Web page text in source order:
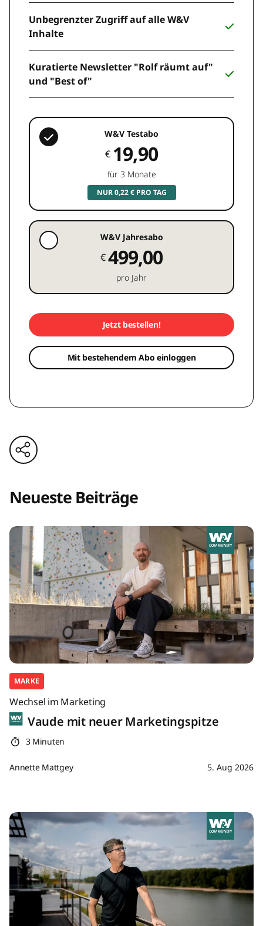
Unbegrenzter Zugriff auf alle W&V
Inhalte
Kuratierte Newsletter "Rolf räumt auf"
und "Best of"
W&V Testabo
€ 19,90
für 3 Monate
NUR 0,22 € PRO TAG
W&V Jahresabo
€499,00
pro Jahr
Jetzt bestellen!
Mit bestehendem Abo einloggen
Neueste Beiträge
MARKE
Wechsel im Marketing
Vaude mit neuer Marketingspitze
3 Minuten
Annette Mattgey 5. Aug 2026